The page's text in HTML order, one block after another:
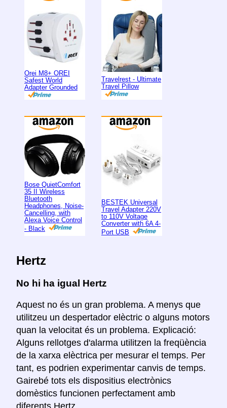
Orei M8+ OREI
Safest World
Adapter Grounded
Travelrest - Ultimate
Travel Pillow
Bose QuietComfort
35 II Wireless
Bluetooth
Headphones, Noise-
Cancelling, with
Alexa Voice Control
- Black
BESTEK Universal
Travel Adapter 220V
to 110V Voltage
Converter with 6A 4-
Port USB
Hertz
No hi ha igual Hertz
Aquest no és un gran problema. A menys que
utilitzeu un despertador elèctric o alguns motors
quan la velocitat és un problema. Explicació:
Alguns rellotges d'alarma utilitzen la freqüència
de la xarxa elèctrica per mesurar el temps. Per
tant, es podrien experimentar canvis de temps.
Gairebé tots els dispositius electrònics
domèstics funcionen perfectament amb